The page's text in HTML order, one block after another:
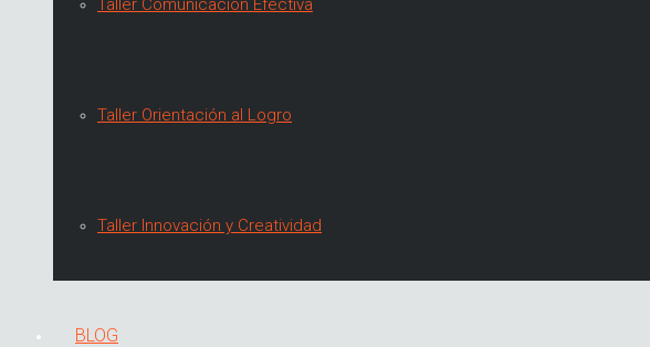
Taller Comunicación Efectiva
Taller Orientación al Logro
Taller Innovación y Creatividad
BLOG